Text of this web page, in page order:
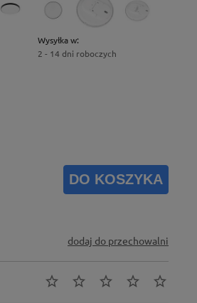
Wysyłka w:
2 - 14 dni roboczych
kosztów płatności
DO KOSZYKA
dodaj do przechowalni